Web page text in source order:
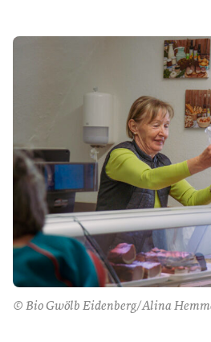
© Bio Gwölb Eidenberg/Alina